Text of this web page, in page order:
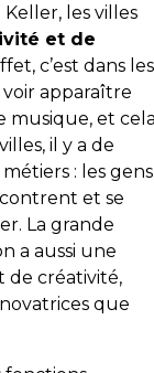
les villes
et de
c’est dans les
voir apparaître
musique, et
il y a de
: les gens
et se
La grande
a aussi une
de créativité,
que